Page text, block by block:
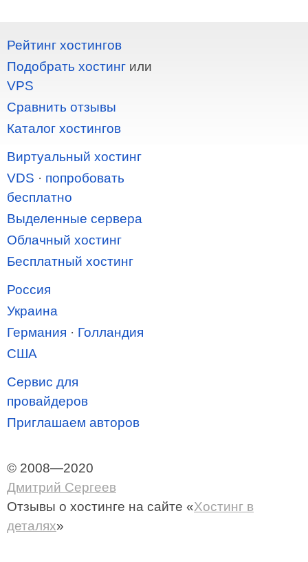
Рейтинг хостингов
Подобрать хостинг или
VPS
Сравнить отзывы
Каталог хостингов
Виртуальный хостинг
VDS · попробовать
бесплатно
Выделенные сервера
Облачный хостинг
Бесплатный хостинг
Россия
Украина
Германия · Голландия
США
Сервис для
провайдеров
Приглашаем авторов
© 2008—2020
Дмитрий Сергеев
Отзывы о хостинге на сайте «Хостинг в
деталях»